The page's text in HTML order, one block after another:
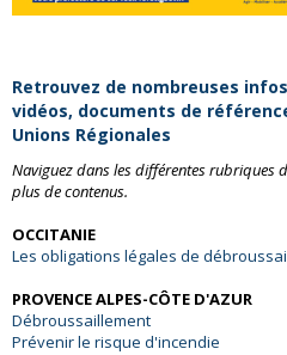
Retrouvez de nombreuses
vidéos, documents de
Unions Régionales
Naviguez dans les différentes rubriques
plus de contenus.
OCCITANIE
Les obligations légales de
PROVENCE ALPES-CÔTE D'AZUR
Débroussaillement
Prévenir le risque d'incendie